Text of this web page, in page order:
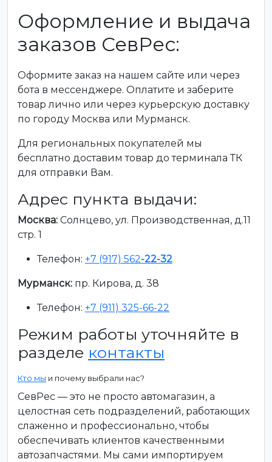
Оформление и выдача
заказов СевРес:
Оформите заказ на нашем сайте или через
бота в мессенджере. Оплатите и заберите
товар лично или через курьерскую доставку
по городу Москва или Мурманск.
Для региональных покупателей мы
бесплатно доставим товар до терминала ТК
для отправки Вам.
Адрес пункта выдачи:
Москва: Солнцево, ул. Производственная, д.11
стр. 1
Телефон: +7 (917) 562-22-32
Мурманск: пр. Кирова, д. 38
Телефон: +7 (911) 325-66-22
Режим работы уточняйте в
разделе контакты
Кто мы и почему выбрали нас?
СевРес — это не просто автомагазин, а
целостная сеть подразделений, работающих
слаженно и профессионально, чтобы
обеспечивать клиентов качественными
автозапчастями. Мы сами импортируем